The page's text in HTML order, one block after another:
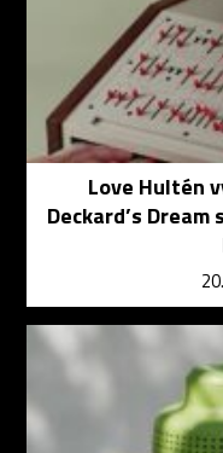
Love Hultén
Deckard’s